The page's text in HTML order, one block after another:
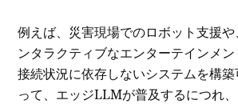
例えば、災害現場でのロボット支援
ンタラクティブなエンターテインメン
接続状況に依存しないシステムを構
って、エッジLLMが普及するにつれ